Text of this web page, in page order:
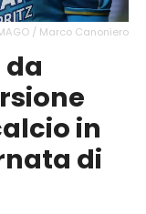
/ Marco Canoniero
in
di